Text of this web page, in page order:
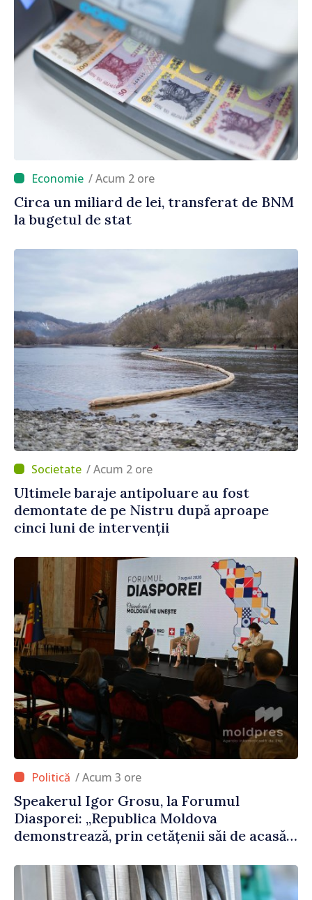
/ Acum 2 ore
Circa un miliard de lei, transferat de BNM
la bugetul de stat
/ Acum 2 ore
Ultimele baraje antipoluare au fost
demontate de pe Nistru după aproape
cinci luni de intervenții
/ Acum 3 ore
Speakerul Igor Grosu, la Forumul
Diasporei: „Republica Moldova
demonstrează, prin cetățenii săi de acasă
parte a marii familii europene”